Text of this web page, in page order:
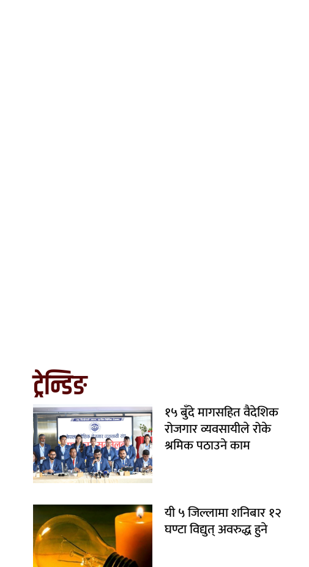
ट्रेन्डिङ
१५ बुँदे मागसहित वैदेशिक
रोजगार व्यवसायीले रोके
श्रमिक पठाउने काम
यी ५ जिल्लामा शनिबार १२
घण्टा विद्युत् अवरुद्ध हुने